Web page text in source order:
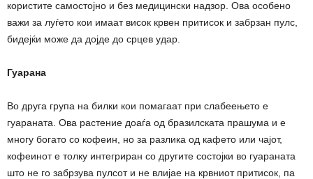
користите самостојно и без медицински надзор. Ова особено
важи за луѓето кои имаат висок крвен притисок и забрзан пулс,
бидејќи може да дојде до срцев удар.
Гуарана
Во друга група на билки кои помагаат при слабеењето е
гуараната. Ова растение доаѓа од бразилската прашума и е
многу богато со кофеин, но за разлика од кафето или чајот,
кофеинот е толку интегриран со другите состојки во гуараната
што не го забрзува пулсот и не влијае на крвниот притисок, па